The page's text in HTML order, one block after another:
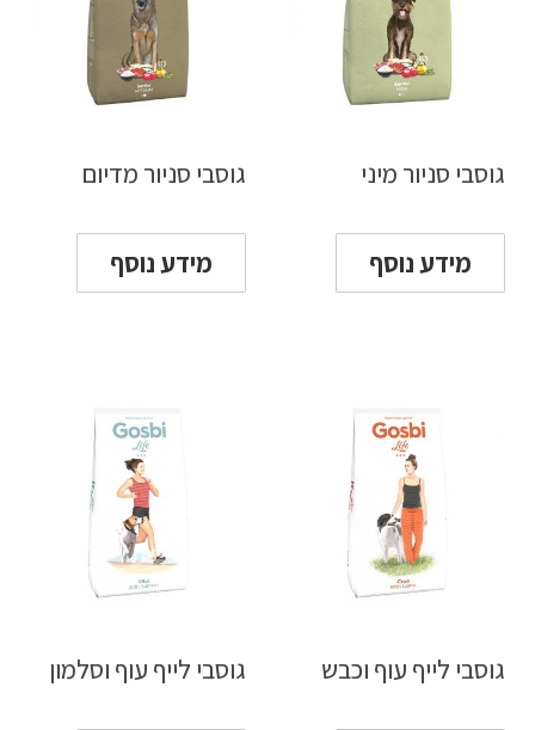
גוסבי סניור מיני
מידע נוסף
גוסבי סניור מדיום
מידע נוסף
גוסבי לייף עוף וכבש גוסבי לייף עוף וסלמון